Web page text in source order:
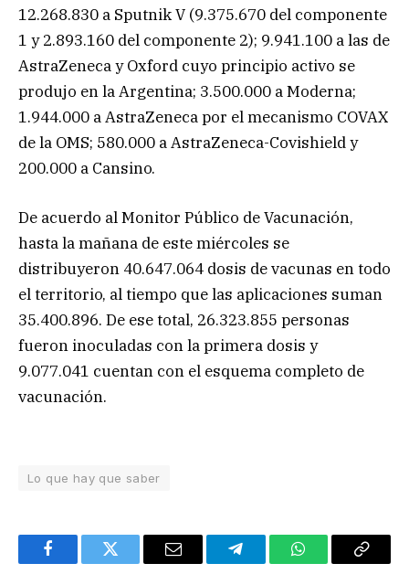
12.268.830 a Sputnik V (9.375.670 del componente
1 y 2.893.160 del componente 2); 9.941.100 a las de
AstraZeneca y Oxford cuyo principio activo se
produjo en la Argentina; 3.500.000 a Moderna;
1.944.000 a AstraZeneca por el mecanismo COVAX
de la OMS; 580.000 a AstraZeneca-Covishield y
200.000 a Cansino.
De acuerdo al Monitor Público de Vacunación,
hasta la mañana de este miércoles se
distribuyeron 40.647.064 dosis de vacunas en todo
el territorio, al tiempo que las aplicaciones suman
35.400.896. De ese total, 26.323.855 personas
fueron inoculadas con la primera dosis y
9.077.041 cuentan con el esquema completo de
vacunación.
Lo que hay que saber
FacebookTwitter Email TelegramWhatsAppCopy